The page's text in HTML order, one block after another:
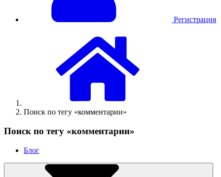
Регистрация
Поиск по тегу «комментарии»
Поиск по тегу «комментарии»
Блог